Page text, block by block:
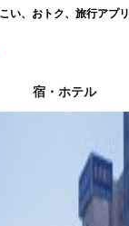
、おトク、旅行アプリ
宿・ホテル